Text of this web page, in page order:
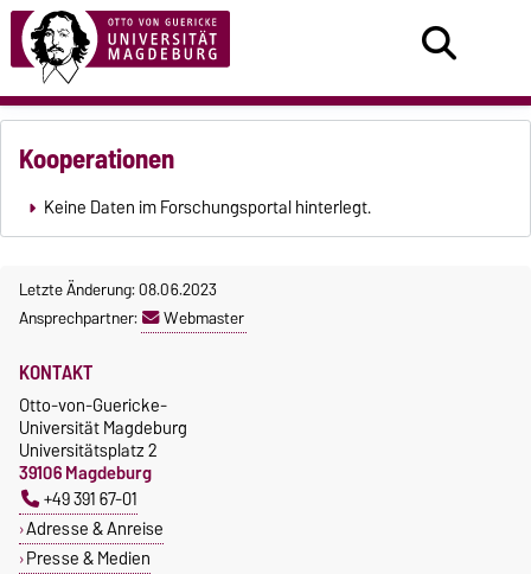
Kooperationen
Keine Daten im Forschungsportal hinterlegt.
Letzte Änderung: 08.06.2023
Ansprechpartner:
Webmaster
KONTAKT
Otto-von-Guericke-
Universität Magdeburg
Universitätsplatz 2
39106 Magdeburg
+49 391 67-01
Adresse & Anreise
Presse & Medien